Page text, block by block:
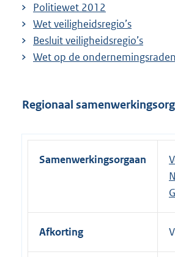
Politiewet 2012
Wet veiligheidsregio’s
Besluit veiligheidsregio’s
Wet op de ondernemingsraden
Regionaal
Samenwerkingsorgaan
Afkorting